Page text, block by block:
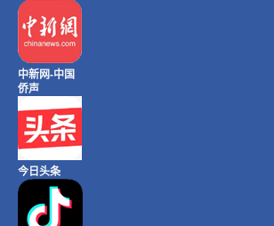
中新网-中国
侨声
今日头条